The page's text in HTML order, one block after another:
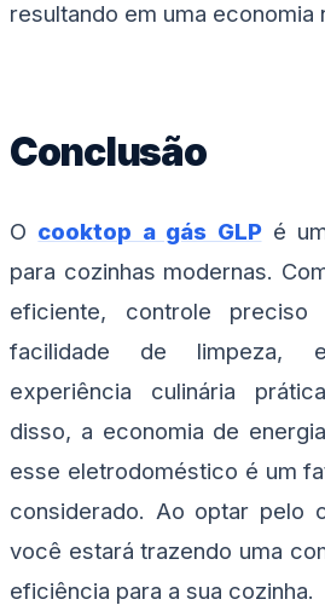
resultando em uma economia
Conclusão
O cooktop a gás GLPé
para cozinhas modernas.
eficiente, controle
facilidade de limpeza,
experiência culinária
disso, a economia de
esse eletrodoméstico é um
considerado. Ao optar pelo
você estará trazendo uma
eficiência para a sua cozinha.